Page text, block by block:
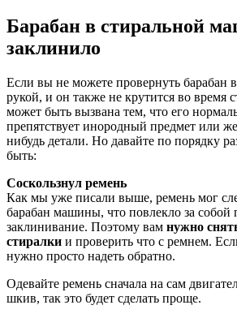
Барабан в стиральной
заклинило
Если вы не можете провернуть барабан
рукой, и он также не крутится во время
может быть вызвана тем, что его
препятствует инородный предмет или
нибудь детали. Но давайте по порядку
быть:
Соскользнул ремень
Как мы уже писали выше, ремень мог
барабан машины, что повлекло за собой
заклинивание. Поэтому вам нужно
стиралки и проверить что с ремнем.
нужно просто надеть обратно.
Одевайте ремень сначала на сам
шкив, так это будет сделать проще.